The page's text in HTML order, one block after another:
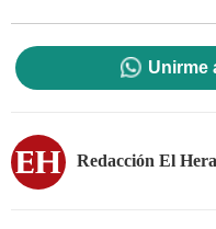
Unirme
Redacción El